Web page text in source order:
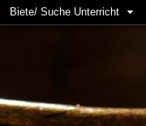
Biete/ Suche Unterricht